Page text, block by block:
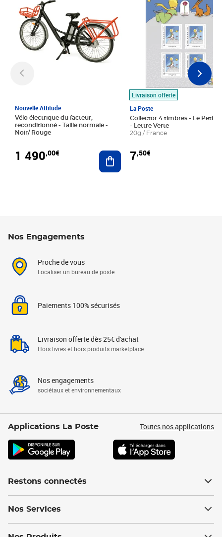
Nouvelle Attitude
Vélo électrique du facteur,
reconditionné - Taille normale -
Noir/ Rouge
1 490,00€ Ajouter au panier
Livraison offerte
La Poste
Collector 4 timbres - Le Petit
- Lettre Verte
20g / France
7,50€
Nos Engagements
Proche de vous
Localiser un bureau de poste
Paiements 100% sécurisés
Livraison offerte dès 25€ d'achat
Hors livres et hors produits marketplace
Nos engagements
sociétaux et environnementaux
Applications La Poste Toutes nos applications
Restons connectés
Nos Services